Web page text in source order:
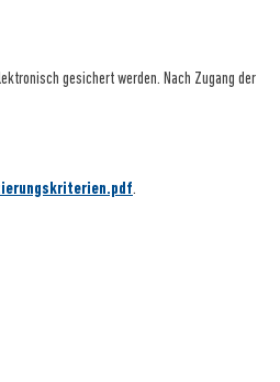
gesichert werden. Nach Zugang der
.